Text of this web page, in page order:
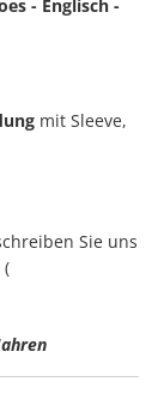
- Englisch -
mit Sleeve,
Sie uns